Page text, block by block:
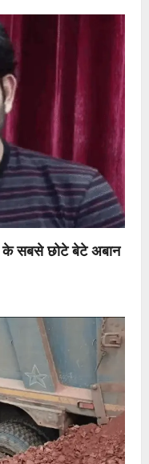
सबसे छोटे बेटे अबान